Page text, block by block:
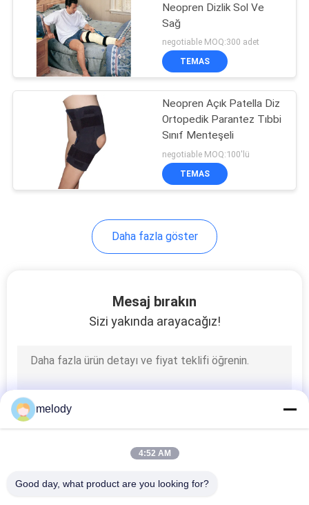
Neopren Dizlik Sol Ve
Sağ
negotiable MOQ:300 adet
TEMAS
Neopren Açık Patella Diz
Ortopedik Parantez Tıbbi
Sınıf Menteşeli
negotiable MOQ:100'lü
TEMAS
Daha fazla göster
Mesaj bırakın
Sizi yakında arayacağız!
melody
4:52 AM
Good day, what product are you looking for?